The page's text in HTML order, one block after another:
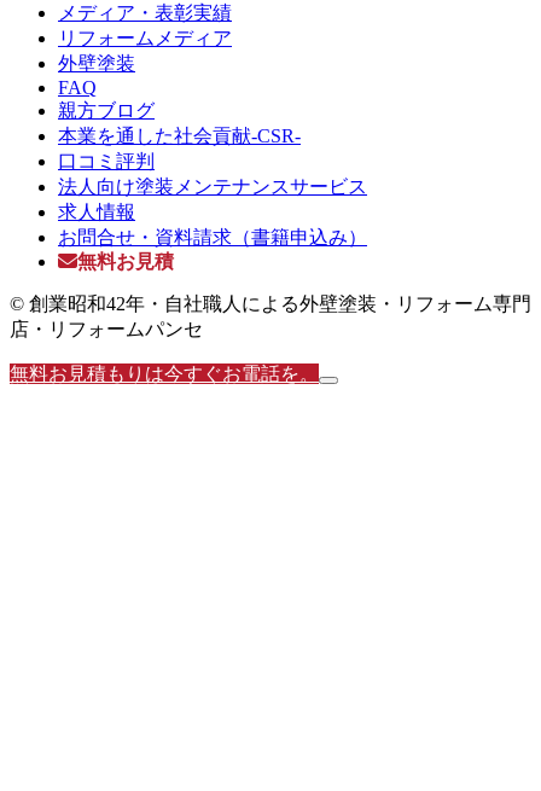
メディア・表彰実績
リフォームメディア
外壁塗装
FAQ
親方ブログ
本業を通した社会貢献-CSR-
口コミ評判
法人向け塗装メンテナンスサービス
求人情報
お問合せ・資料請求（書籍申込み）
無料お見積
© 創業昭和42年・自社職人による外壁塗装・リフォーム専門
店・リフォームパンセ
無料お見積もりは今すぐお電話を。